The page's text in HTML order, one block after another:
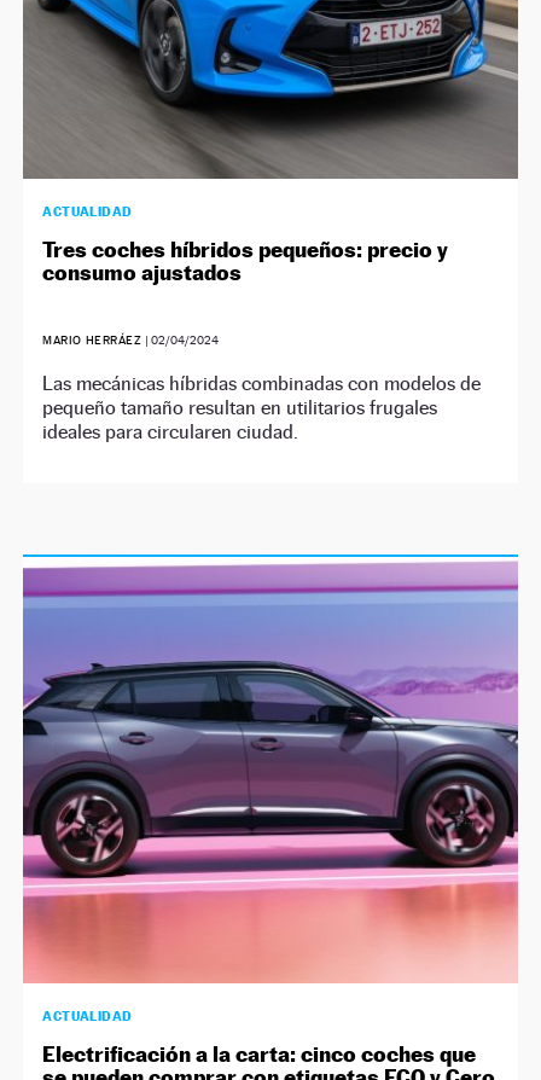
ACTUALIDAD
Tres coches híbridos pequeños: precio y
consumo ajustados
MARIO HERRÁEZ | 02/04/2024
Las mecánicas híbridas combinadas con modelos de
pequeño tamaño resultan en utilitarios frugales
ideales para circularen ciudad.
ACTUALIDAD
Electrificación a la carta: cinco coches que